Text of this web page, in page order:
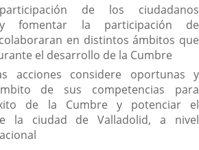
de los ciudadanos
y fomentar la participación de
en distintos ámbitos que
el desarrollo de la Cumbre
acciones considere oportunas y
de sus competencias para
de la Cumbre y potenciar el
la ciudad de Valladolid, a nivel